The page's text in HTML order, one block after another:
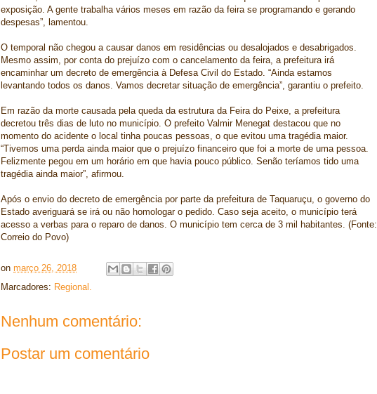
exposição. A gente trabalha vários meses em razão da feira se programando e gerando
despesas”, lamentou.
O temporal não chegou a causar danos em residências ou desalojados e desabrigados.
Mesmo assim, por conta do prejuízo com o cancelamento da feira, a prefeitura irá
encaminhar um decreto de emergência à Defesa Civil do Estado. “Ainda estamos
levantando todos os danos. Vamos decretar situação de emergência”, garantiu o prefeito.
Em razão da morte causada pela queda da estrutura da Feira do Peixe, a prefeitura
decretou três dias de luto no município. O prefeito Valmir Menegat destacou que no
momento do acidente o local tinha poucas pessoas, o que evitou uma tragédia maior.
“Tivemos uma perda ainda maior que o prejuízo financeiro que foi a morte de uma pessoa.
Felizmente pegou em um horário em que havia pouco público. Senão teríamos tido uma
tragédia ainda maior”, afirmou.
Após o envio do decreto de emergência por parte da prefeitura de Taquaruçu, o governo do
Estado averiguará se irá ou não homologar o pedido. Caso seja aceito, o município terá
acesso a verbas para o reparo de danos. O município tem cerca de 3 mil habitantes. (Fonte:
Correio do Povo)
on março 26, 2018
Marcadores: Regional.
Nenhum comentário:
Postar um comentário